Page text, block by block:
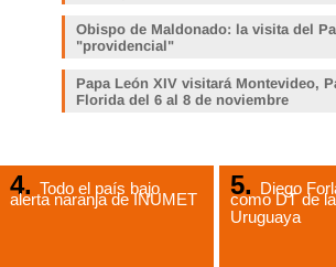
Obispo de Maldonado: la visita del
"providencial"
Papa León XIV visitará Montevideo,
Florida del 6 al 8 de noviembre
Todo el país bajo
alerta naranja de INUMET
Diego
como DT de
Uruguaya